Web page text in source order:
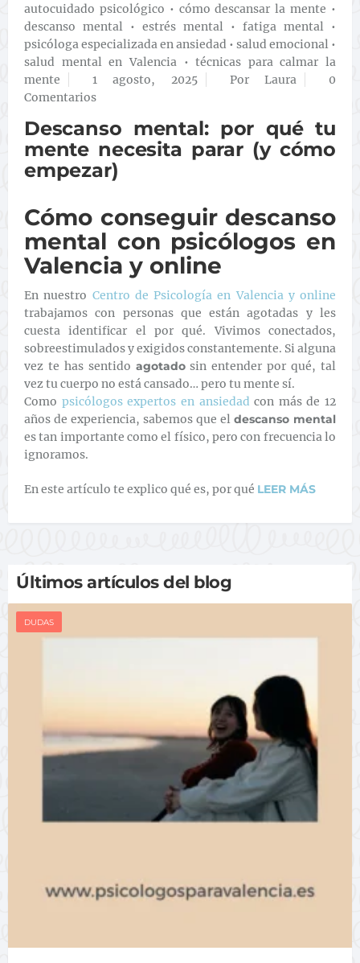
autocuidado psicológico • cómo descansar la mente •
descanso mental • estrés mental • fatiga mental •
psicóloga especializada en ansiedad • salud emocional •
salud mental en Valencia•técnicas para calmar la
mente
1 agosto, 2025 Por Laura
0
Comentarios
Descanso mental: por qué tu
mente necesita parar (y cómo
empezar)
Cómo conseguir descanso
mental con psicólogos en
Valencia y online
En nuestro Centro de Psicología en Valencia y online
trabajamos con personas que están agotadas y les
cuesta identificar el por qué. Vivimos conectados,
sobreestimulados y exigidos constantemente. Si alguna
vez te has sentido agotadosin entender por qué, tal
vez tu cuerpo no está cansado… pero tu mente sí.
Como psicólogos expertos en ansiedad con más de 12
años de experiencia, sabemos que el descanso mental
es tan importante como el físico, pero con frecuencia lo
ignoramos.
En este artículo te explico qué es, por qué LEER MÁS
Últimos artículos del blog
DUDAS